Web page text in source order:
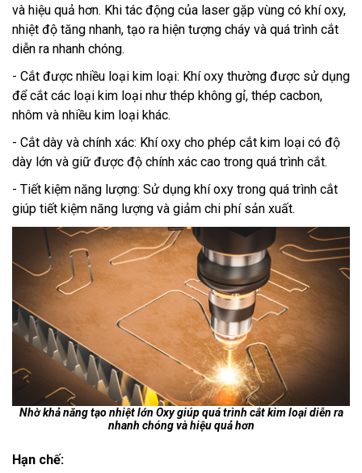
và hiệu quả hơn. Khi tác động của laser gặp vùng có khí oxy,
nhiệt độ tăng nhanh, tạo ra hiện tượng cháy và quá trình cắt
diễn ra nhanh chóng.
- Cắt được nhiều loại kim loại: Khí oxy thường được sử dụng
để cắt các loại kim loại như thép không gỉ, thép cacbon,
nhôm và nhiều kim loại khác.
- Cắt dày và chính xác: Khí oxy cho phép cắt kim loại có độ
dày lớn và giữ được độ chính xác cao trong quá trình cắt.
- Tiết kiệm năng lượng: Sử dụng khí oxy trong quá trình cắt
giúp tiết kiệm năng lượng và giảm chi phí sản xuất.
Nhờ khả năng tạo nhiệt lớn Oxy giúp quá trình cắt kim loại diễn ra
nhanh chóng và hiệu quả hơn
Hạn chế: